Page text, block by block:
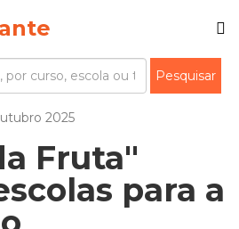
2025
Fruta"
para a